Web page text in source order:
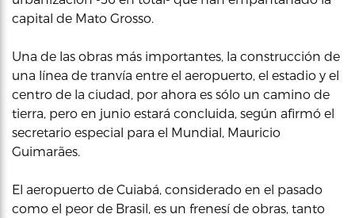
capital de Mato Grosso.
Una de las obras más importantes, la construcción de
una línea de tranvía entre el aeropuerto, el estadio y el
centro de la ciudad, por ahora es sólo un camino de
tierra, pero en junio estará concluida, según afirmó el
secretario especial para el Mundial, Mauricio
Guimarães.
El aeropuerto de Cuiabá, considerado en el pasado
como el peor de Brasil, es un frenesí de obras, tanto